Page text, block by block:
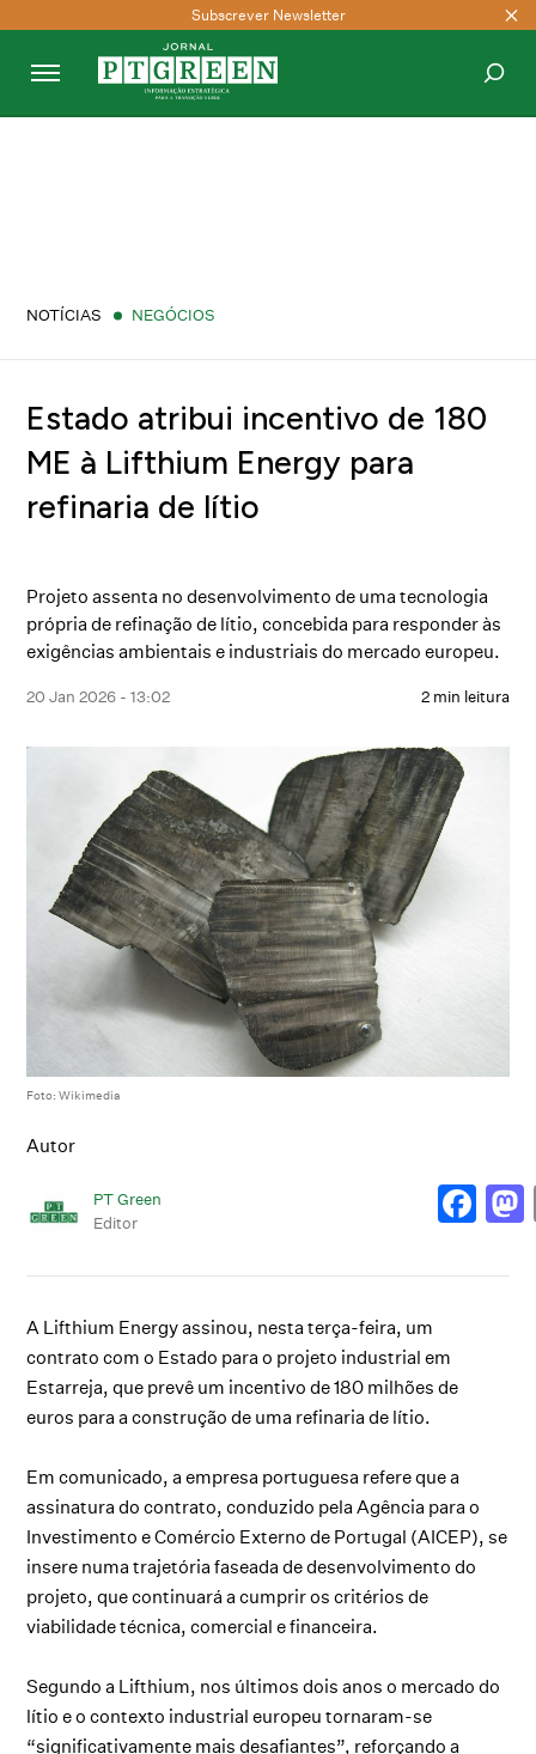
Subscrever Newsletter
NOTÍCIAS NEGÓCIOS
Estado atribui incentivo de 180
ME à Lifthium Energy para
refinaria de lítio
Projeto assenta no desenvolvimento de uma tecnologia
própria de refinação de lítio, concebida para responder às
exigências ambientais e industriais do mercado europeu.
20 Jan 2026 - 13:02 2 min leitura
Foto: Wikimedia
Autor
PT Green
Editor
A Lifthium Energy assinou, nesta terça-feira, um
contrato com o Estado para o projeto industrial em
Estarreja, que prevê um incentivo de 180 milhões de
euros para a construção de uma refinaria de lítio.
Em comunicado, a empresa portuguesa refere que a
assinatura do contrato, conduzido pela Agência para o
Investimento e Comércio Externo de Portugal (AICEP), se
insere numa trajetória faseada de desenvolvimento do
projeto, que continuará a cumprir os critérios de
viabilidade técnica, comercial e financeira.
Segundo a Lifthium, nos últimos dois anos o mercado do
lítio e o contexto industrial europeu tornaram-se
“significativamente mais desafiantes”, reforçando a